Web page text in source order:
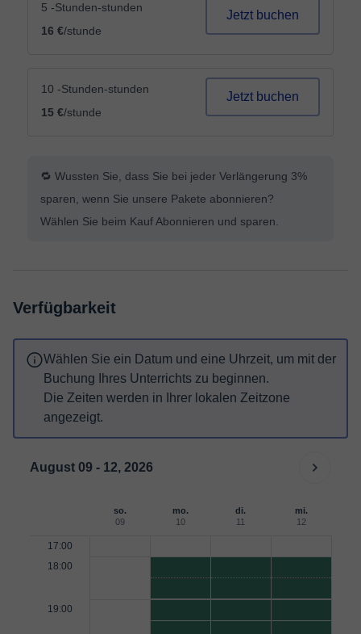
5 -Stunden-stunden
16 €/stunde
Jetzt buchen
10 -Stunden-stunden
15 €/stunde
Jetzt buchen
🔁 Wussten Sie, dass Sie bei jeder Verlängerung 3%
sparen, wenn Sie unsere Pakete abonnieren?
Wählen Sie beim Kauf Abonnieren und sparen.
Verfügbarkeit
Wählen Sie ein Datum und eine Uhrzeit, um mit der
Buchung Ihres Unterrichts zu beginnen.
Die Zeiten werden in Ihrer lokalen Zeitzone
angezeigt.
August 09 - 12, 2026
so.
09
mo.
10
di.
11
mi.
12
17:00
18:00
19:00